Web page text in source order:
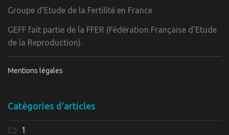
Groupe d'Etude de la Fertilité en France
GEFF fait partie de la FFER (Fédération Française d’Etude
de la Reproduction).
Mentions légales
Catégories d’articles
1